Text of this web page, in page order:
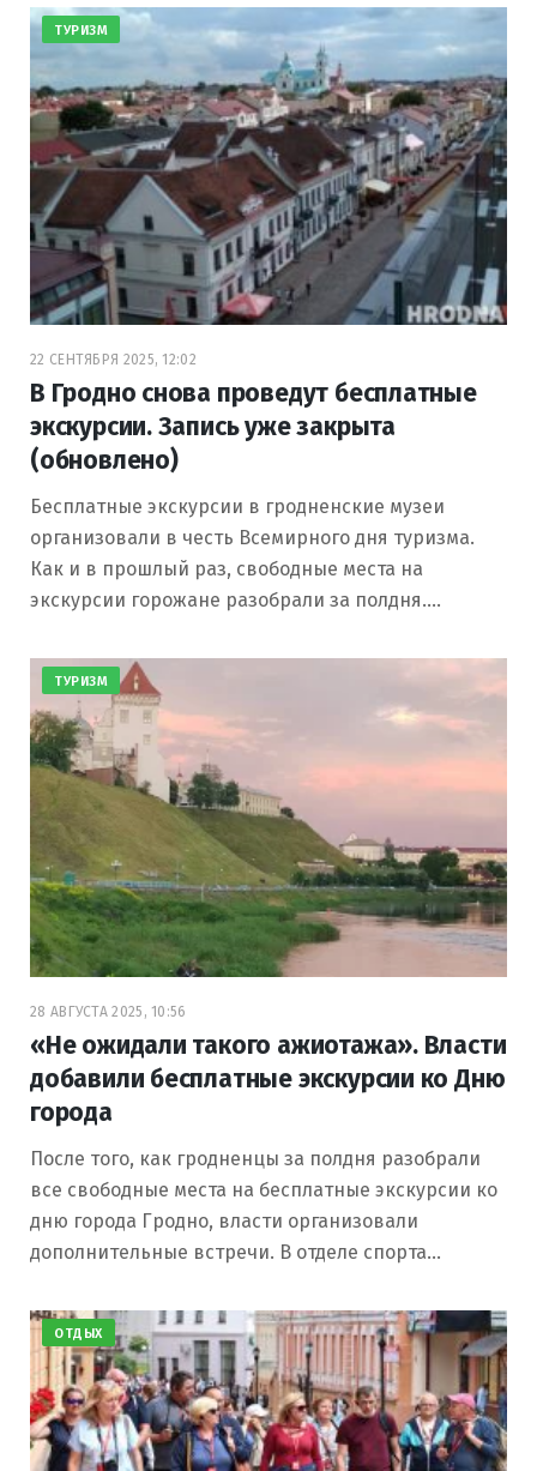
ТУРИЗМ
22 СЕНТЯБРЯ 2025, 12:02
В Гродно снова проведут бесплатные
экскурсии. Запись уже закрыта
(обновлено)
Бесплатные экскурсии в гродненские музеи
организовали в честь Всемирного дня туризма.
Как и в прошлый раз, свободные места на
экскурсии горожане разобрали за полдня.…
ТУРИЗМ
28 АВГУСТА 2025, 10:56
«Не ожидали такого ажиотажа». Власти
добавили бесплатные экскурсии ко Дню
города
После того, как гродненцы за полдня разобрали
все свободные места на бесплатные экскурсии ко
дню города Гродно, власти организовали
дополнительные встречи. В отделе спорта…
ОТДЫХ